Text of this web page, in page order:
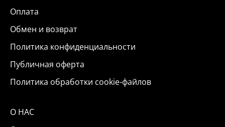
Оплата
Обмен и возврат
Политика конфиденциальности
Публичная оферта
Политика обработки cookie-файлов
О НАС